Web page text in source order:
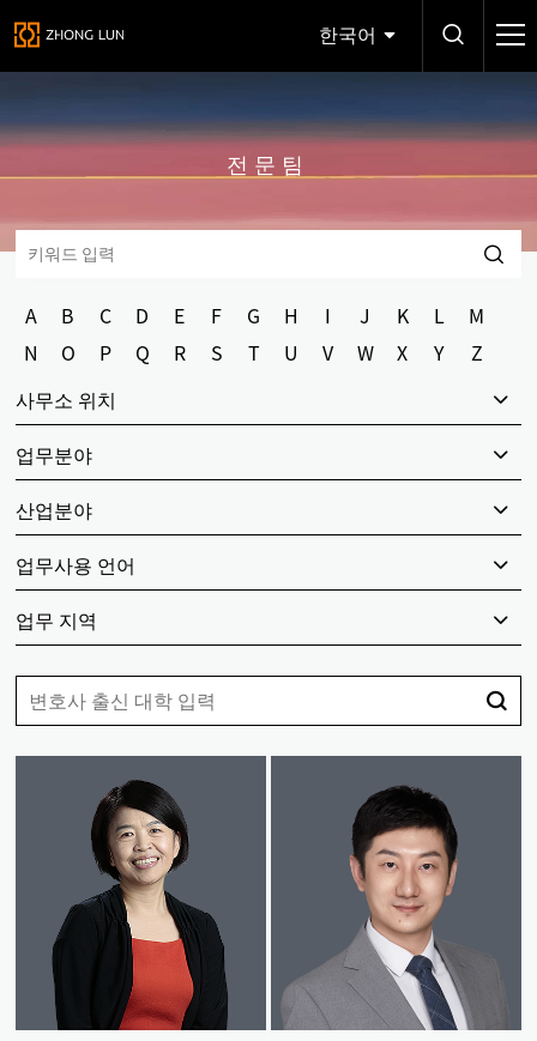
한국어
전문팀
A B C D E F G H J K
M
N
O P Q R S T U V W X Y Z
사무소 위치
업무분야
산업분야
업무사용 언어
업무 지역